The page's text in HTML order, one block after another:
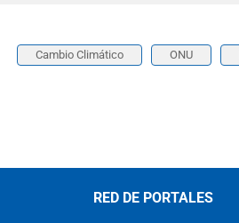
Cambio Climático ONU
RED DE PORTALES